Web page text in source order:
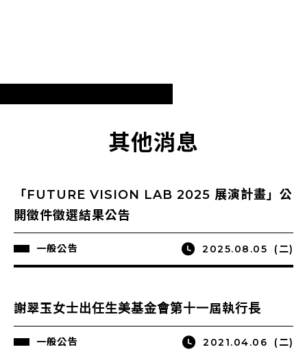
其他消息
「FUTURE VISION LAB 2025 展演計畫」公
開徵件徵選結果公告
一般公告 2025.08.05 (二)
謝翠玉女士出任生美基金會第十一屆執行長
一般公告 2021.04.06 (二)